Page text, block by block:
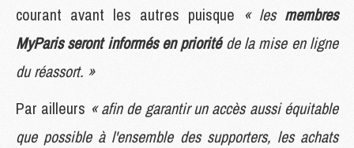
courant avant les autres puisque « les membres
MyParis seront informés en prioritéde la mise en ligne
du réassort. »
Par ailleurs « afin de garantir un accès aussi équitable
que possible à l'ensemble des supporters, les achats